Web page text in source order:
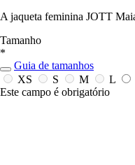
A jaqueta feminina JOTT
Tamanho
*
Guia de tamanhos
XS
S M L
Este campo é obrigatório